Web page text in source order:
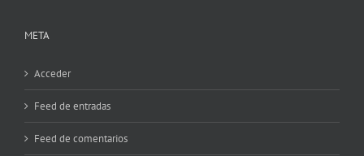
META
Acceder
Feed de entradas
Feed de comentarios